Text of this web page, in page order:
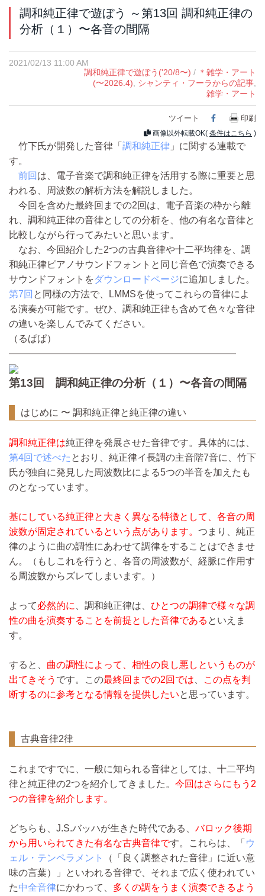
調和純正律で遊ぼう ～第13回 調和純正律の
分析（１）〜各音の間隔
2021/02/13 11:00 AM
調和純正律で遊ぼう('20/8〜) / ＊雑学・アート
(〜2026.4)
シャンティ・フーラからの記事
雑学・アート
ツイート Facebook
印刷
画像以外転載OK( 条件はこちら )
竹下氏が開発した音律「 調和純正律 」に関する連載で
す。
前回 は、電子音楽で調和純正律を活用する際に重要と思
われる、周波数の解析方法を解説しました。
今回を含めた最終回までの2回は、電子音楽の枠から離
れ、調和純正律の音律としての分析を、他の有名な音律と
比較しながら行ってみたいと思います。
なお、今回紹介した2つの古典音律や十二平均律を、調
和純正律ピアノサウンドフォントと同じ音色で演奏できる
サウンドフォントをダウンロードページに追加しました。
第7回 と同様の方法で、LMMSを使ってこれらの音律によ
る演奏が可能です。ぜひ、調和純正律も含めて色々な音律
の違いを楽しんでみてください。
（るぱぱ）
————————————————————————
第13回 調和純正律の分析（１）〜各音の間隔
はじめに 〜 調和純正律と純正律の違い
調和純正律は純正律を発展させた音律です。具体的には、
第4回で述べた とおり、純正律イ長調の主音階7音に、竹下
氏が独自に発見した周波数比による5つの半音を加えたも
のとなっています。
基にしている純正律と大きく異なる特徴として、各音の周
波数が固定されているという点があります。 つまり、純正
律のように曲の調性にあわせて調律をすることはできませ
ん。（もしこれを行うと、各音の周波数が、経脈に作用す
る周波数からズレてしまいます。）
よって必然的に 、調和純正律は、 ひとつの調律で様々な調
性の曲を演奏することを前提とした音律である といえま
す。
すると、 曲の調性によって、相性の良し悪しというものが
出てきそう です。この最終回までの2回では
この点を判
断するのに参考となる情報を提供したいと思っています。
古典音律2律
これまですでに、一般に知られる音律としては、十二平均
律と純正律の2つを紹介してきました。 今回はさらにもう2
つの音律を紹介します。
どちらも、J.S.バッハが生きた時代である、 バロック後期
から用いられてきた有名な古典音律です。これらは、「 ウ
ェル・テンペラメント
（「良く調整された音律」に近い意
味の言葉）」といわれる音律で、それまで広く使われてい
た中全音律にかわって、 多くの調をうまく演奏できるよう